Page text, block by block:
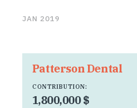
JAN 2019
Patterson Dental
CONTRIBUTION:
1,800,000 $